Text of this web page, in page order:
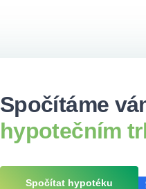
Spočítáme
hypotečním
Spočítat hypotéku